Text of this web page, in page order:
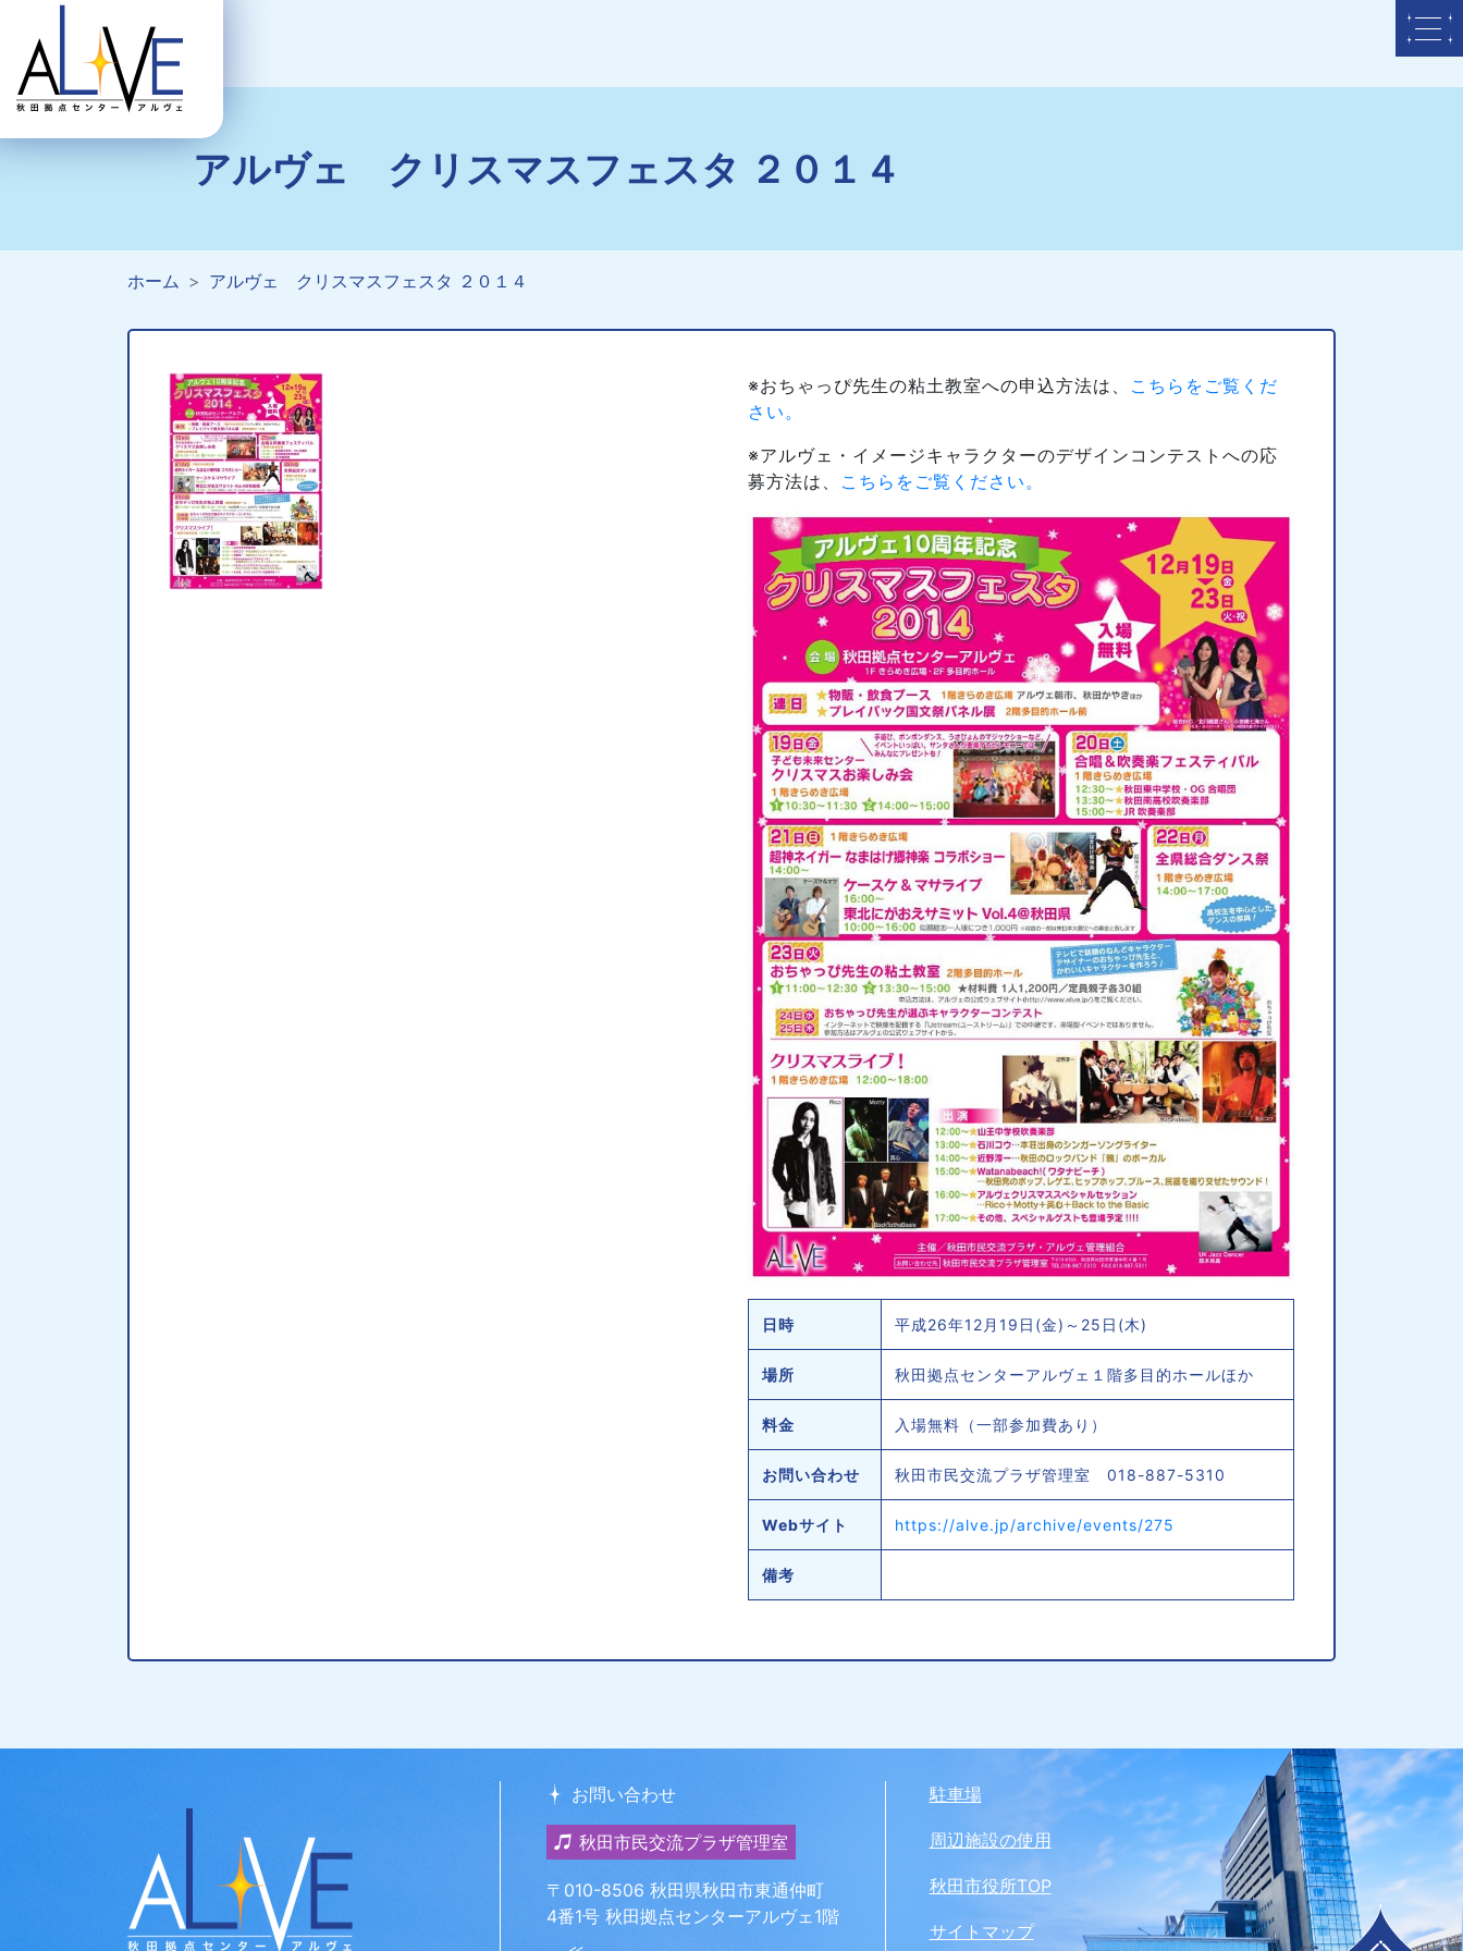
アルヴェ クリスマスフェスタ ２０１４
ホーム アルヴェ クリスマスフェスタ ２０１４
※おちゃっぴ先生の粘土教室への申込方法は、 こちらをご覧くだ
さい。
※アルヴェ・イメージキャラクターのデザインコンテストへの応
募方法は、 こちらをご覧ください。
日時 平成26年12月19日(金)～25日(木)
場所 秋田拠点センターアルヴェ１階多目的ホールほか
料金 入場無料（一部参加費あり）
お問い合わせ 秋田市民交流プラザ管理室 018-887-5310
Webサイト https://alve.jp/archive/events/275
備考
お問い合わせ
秋田市民交流プラザ管理室
〒010-8506 秋田県秋田市東通仲町
4番1号 秋田拠点センターアルヴェ1階
駐車場
周辺施設の使用
秋田市役所TOP
サイトマップ